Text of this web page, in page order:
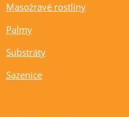
Masožravé rostliny
Palmy
Substráty
Sazenice